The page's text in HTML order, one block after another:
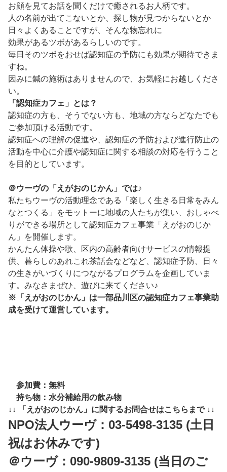
お顔を見てお話を聞くだけで癒されるお人柄です。
人の名前が出てこないとか、探し物が見つからないとか
日々よくあることですが、そんな物忘れに
効果があるツボがあるらしいのです。
毎日そのツボをおせば認知症の予防にも効果が期待できま
すね。
因みに鍼の施術はありませんので、お気軽にお越しくださ
い。
「認知症カフェ」とは？
認知症の方も、そうでない方も、地域の方ならどなたでも
ご参加頂ける活動です。
認知症への理解の促進や、認知症の予防および進行防止の
活動を中心に介護や認知症に関する相談の対応を行うこと
を目的としています。
＠ウーヴの「えがおのじかん」では♪
私たちウーヴの活動理念である「楽しく生きる日常をみん
なとつくる」をモットーに地域の人たちが集い、おしゃべ
りができる場所として認知症カフェ事業「えがおのじか
ん」を開催します。
かんたん体操や歌、区内の高齢者向けサービスの情報提
供、暮らしのあれこれ茶話会などなど、認知症予防、日々
の生きがいづくりにつながるプログラムを企画していま
す。みなさまぜひ、遊びに来てください♪
※「えがおのじかん」は一部品川区の認知症カフェ事業助
成を受けて運営しています。
参加費：無料
持ち物：水分補給用の飲み物
↓↓ 「えがおのじかん」に関するお問合せはこちらまで ↓↓
NPO法人ウーヴ： 03-5498-3135 (土日
祝はお休みです)
＠ウーヴ： 090-9809-3135 (当日のご